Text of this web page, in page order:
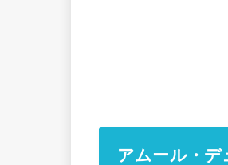
アムール・デ